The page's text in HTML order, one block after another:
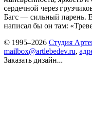
сердечной через
Багс — сильный парень.
написал бы он там:
© 1995–2026 Студия
mailbox@artlebedev.ru,
Заказать дизайн...